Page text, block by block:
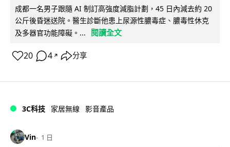
成都一名男子跟隨 AI 制訂高強度減脂計劃，45 日內減去約 20
公斤後昏迷送院。醫生診斷他患上尿源性膿毒症、膿毒性休克
及多器官功能障礙。...
閱讀全文
20 4 ↗ 分享
3C科技 家居無線 影音產品
Vin 1 日